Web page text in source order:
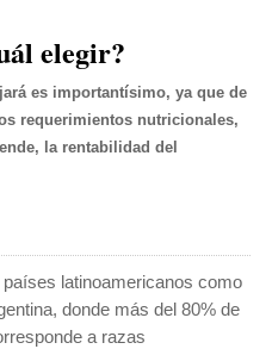
elegir?
es importantísimo, ya que de
requerimientos nutricionales,
la rentabilidad del
latinoamericanos como
donde más del 80% de
a razas